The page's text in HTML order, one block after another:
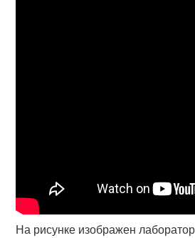
На рисунке изображен